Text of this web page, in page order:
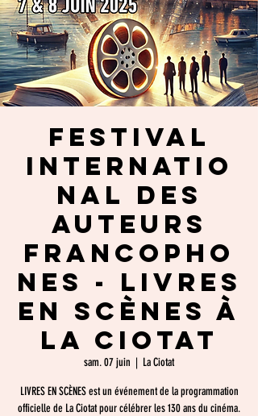
Festival
Internatio
nal des
Auteurs
Francopho
nes - Livres
en Scènes à
La Ciotat
sam. 07 juin
  |
La Ciotat
LIVRES EN SCÈNES est un événement de la programmation
officielle de La Ciotat pour célébrer les 130 ans du cinéma.